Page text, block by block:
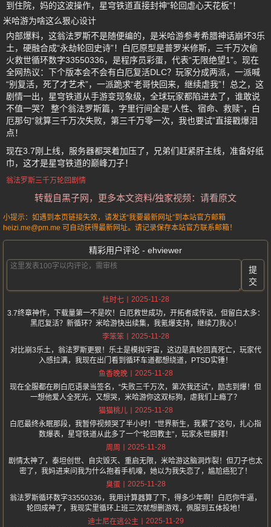
到住院，妈的这波操作，星穹铁道直接封神“轮回虐心天花板”！
米哈游为啥这么狠心设计
内部爆料，这翁法罗斯不是随便编的，是米哈游参考希腊神话崩坏3乐
土，硬融合成“永劫轮回史诗”！白厄原型是普罗米修斯，三千万次偷
火救世循环数字33550336，是程序员彩蛋，代表“无限绝望1”。现在
全网热议：下个版本会不会有白厄复活DLC？玩家分成两派，一派喊
“别复活，死了才艺术”，一派跪求“老哥快回来，继续虐我”！总之，这
剧情一出，星穹铁道从手游变现象级，全球玩家都陷进去了，谁敢说
不值一哭？ 整个翁法罗斯篇，字里行间全是“人性、宿命、救赎”，白
厄那句“就算三千万次失败，第三千万零一次，我也要试”直接戳爆泪
点！
现在3.7刚上线，服务器都哭着加压了，兄弟们赶紧肝主线，准备好纸
巾，这才是星穹铁道的巅峰刀子！
翁法罗斯三千万轮回剧情
转载自黑子网，更多本文资料/独家视频：请看原文
小提示：如遇到本页链接失效，请发送“我要最新网址”到本站官方邮箱
heizi.me@pm.me 可自动获得最新网址。请记录保存本站官方联系邮箱！
精彩用户评论 - ehviewer
提
交
杜时七
2025-11-28
3.7终章神作，下载量第一不是吹！白厄救世成功，开拓者成传说，但留白太多：
黑厄复活？新循环？米哈游快出续集，我氪爆支持，继续刀我心！
李笨笨
2025-11-28
对比崩3乐土，翁法罗斯更狠！乐土是模拟宇宙，这边是真轮回真死亡，玩家代
入感拉满，我现在出门看到循环车道都想绕道，PTSD实锤！
鱼香晚晚
2025-11-28
现在全服都在刷白厄语录当签名，“失败三千万次，第次我还试”，励志到爆！但
一想他爱人全死光，又想哭，米哈游你这双标狗，虐我们上瘾了？
猫猫桃儿
2025-11-28
白厄最终永眠那段，我暂停视频哭了半小时！“世界新生，我累了”这句，扎心指
数爆表，星穹铁道从此多了一个“轮回教主”，玩家永世膜拜！
周周
2025-11-28
剧情太神了，泰坦创世、自灾毁灭、重启无限，米哈游这脑洞炸裂！但刀子也太
密了，我妈进来问我为什么抱着手机嚎，她以为我失恋了，尴尬癌犯了！
臭蛋
2025-11-28
翁法罗斯循环数字33550336，我用计算器算了下，得多少年啊！白厄你牛逼，
轮回成神了，我现实里循环上班三次就想删游戏，佩服到五体投地！
迪士尼在逃公主
2025-11-29